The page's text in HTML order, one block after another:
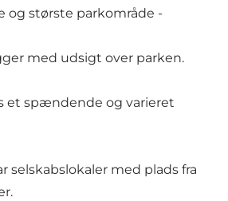
og største parkområde -
med udsigt over parken.
et spændende og varieret
selskabslokaler med plads fra